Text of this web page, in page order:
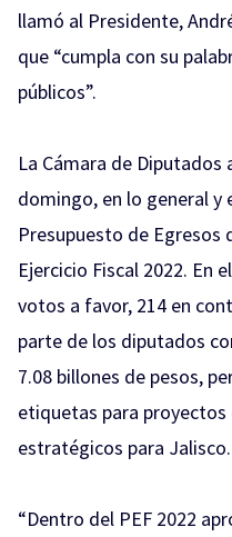
llamó al Presidente,
que “cumpla con su
públicos”.
La Cámara de
domingo, en lo general y
Presupuesto de Egresos
Ejercicio Fiscal 2022. En
votos a favor, 214 en
parte de los diputados
7.08 billones de pesos,
etiquetas para
estratégicos para Jalisco.
“Dentro del PEF 2022